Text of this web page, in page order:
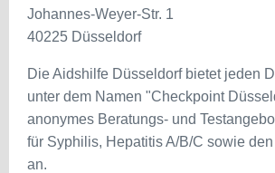
Johannes-Weyer-Str. 1
40225 Düsseldorf
Die Aidshilfe Düsseldorf bietet jeden
unter dem Namen "Checkpoint
anonymes Beratungs- und
für Syphilis, Hepatitis A/B/C sowie
an.